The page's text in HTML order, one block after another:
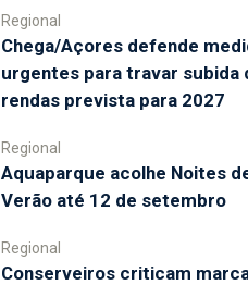
Regional
Chega/Açores defende
urgentes para travar subida
rendas prevista para 2027
Regional
Aquaparque acolhe Noites
Verão até 12 de setembro
Regional
Conserveiros criticam